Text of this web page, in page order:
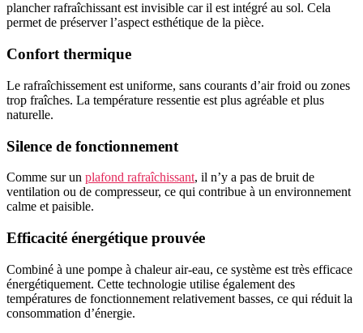
plancher rafraîchissant est invisible car il est intégré au sol. Cela
permet de préserver l’aspect esthétique de la pièce.
Confort thermique
Le rafraîchissement est uniforme, sans courants d’air froid ou zones
trop fraîches. La température ressentie est plus agréable et plus
naturelle.
Silence de fonctionnement
Comme sur un plafond rafraîchissant, il n’y a pas de bruit de
ventilation ou de compresseur, ce qui contribue à un environnement
calme et paisible.
Efficacité énergétique prouvée
Combiné à une pompe à chaleur air-eau, ce système est très efficace
énergétiquement. Cette technologie utilise également des
températures de fonctionnement relativement basses, ce qui réduit la
consommation d’énergie.